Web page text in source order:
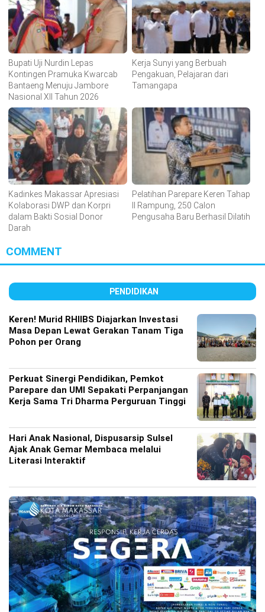
Bupati Uji Nurdin Lepas
Kontingen Pramuka Kwarcab
Bantaeng Menuju Jambore
Nasional XII Tahun 2026
Kerja Sunyi yang Berbuah
Pengakuan, Pelajaran dari
Tamangapa
Kadinkes Makassar Apresiasi
Kolaborasi DWP dan Korpri
dalam Bakti Sosial Donor
Darah
Pelatihan Parepare Keren Tahap
II Rampung, 250 Calon
Pengusaha Baru Berhasil Dilatih
COMMENT
PENDIDIKAN
Keren! Murid RHIIBS Diajarkan Investasi
Masa Depan Lewat Gerakan Tanam Tiga
Pohon per Orang
Perkuat Sinergi Pendidikan, Pemkot
Parepare dan UMI Sepakati Perpanjangan
Kerja Sama Tri Dharma Perguruan Tinggi
Hari Anak Nasional, Dispusarsip Sulsel
Ajak Anak Gemar Membaca melalui
Literasi Interaktif